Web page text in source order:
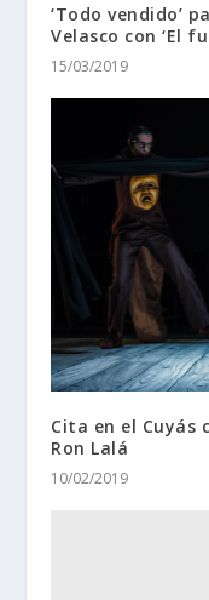
‘Todo vendido’
Velasco con ‘El
15/03/2019
Cita en el Cuyás
Ron Lalá
10/02/2019